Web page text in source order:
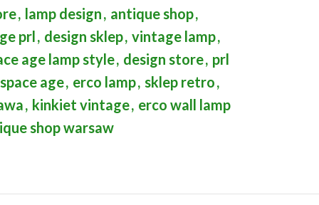
, lamp design, antique shop,
prl, design sklep, vintage lamp,
age lamp style, design store, prl
age, erco lamp, sklep retro,
, kinkiet vintage, erco wall lamp
shop warsaw